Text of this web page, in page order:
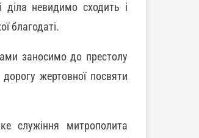
діла невидимо сходить і
благодаті.
заносимо до престолу
жертовної посвяти
служіння митрополита